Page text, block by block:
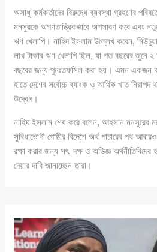
অসাধু কর্মকর্তাদের বিরুদ্ধে ব্যবস্থা গ্রহণের
মনসুরকে অগণতান্ত্রিকভাবে অপসারণ করে এবং
ঋণ খেলাপি। নাহিদ ইসলাম উল্লেখ করেন,
লাখ টাকার ঋণ খেলাপি ছিল, যা গত বছরের জুনে ২
বছরের জন্য পুনঃতফসিল করা হয়। এমন একজন
হাতে দেশের সর্বোচ্চ ব্যাংক ও আর্থিক খাত নিরাপদ
উদ্বেগ।
নাহিদ ইসলাম শেষ করে বলেন, আহসান মনসুরের
সুবিধাভোগী গোষ্ঠীর বিদেশে অর্থ পাচারের পথ
রক্ষা করার জন্য সৎ, দক্ষ ও অভিজ্ঞ অর্থনীতিবিদের
দেয়ার দাবি জানাচ্ছেন তারা।